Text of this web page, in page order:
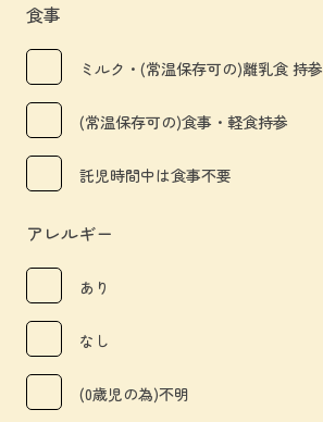
食事
ミルク・(常温保存可の)離乳食 持参
(常温保存可の)食事・軽食持参
託児時間中は食事不要
アレルギー
あり
なし
(0歳児の為)不明